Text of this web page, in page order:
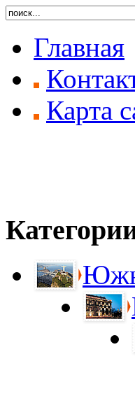
Главная
Карта